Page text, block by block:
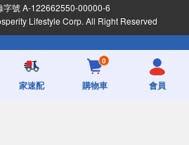
字號 A-122662550-00000-6
Lifestyle Corp. All Right Reserved
家速配
0
購物車 會員